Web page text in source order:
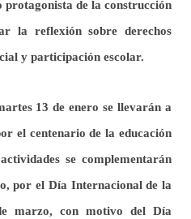
de la construcción
la reflexión sobre derechos
y participación escolar.
13 de enero se llevarán a
el centenario de la educación
se complementarán
por el Día Internacional de la
marzo, con motivo del Día